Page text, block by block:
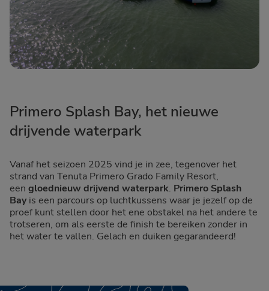
Primero Splash Bay, het nieuwe
drijvende waterpark
Vanaf het seizoen 2025 vind je in zee, tegenover het
strand van Tenuta Primero Grado Family Resort,
een gloednieuw drijvend waterpark. Primero Splash
Bayis een parcours op luchtkussens waar je jezelf op de
proef kunt stellen door het ene obstakel na het andere te
trotseren, om als eerste de finish te bereiken zonder in
het water te vallen. Gelach en duiken gegarandeerd!